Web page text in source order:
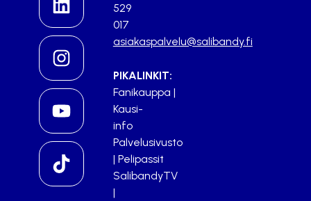
529
017
asiakaspalvelu@salibandy.fi
PIKALINKIT:
Fanikauppa |
Kausi-
info
Palvelusivusto
| Pelipassit
SalibandyTV
|